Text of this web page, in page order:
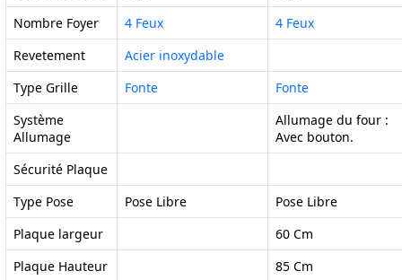
Nombre Foyer
4 Feux
4 Feux
Revetement
Acier inoxydable
Type Grille
Fonte
Fonte
Système
Allumage
Allumage du four :
Avec bouton.
Sécurité Plaque
Type Pose
Pose Libre
Pose Libre
Plaque largeur
60 Cm
Plaque Hauteur
85 Cm